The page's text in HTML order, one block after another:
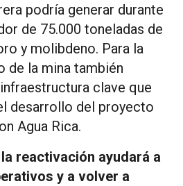
podría generar durante
de 75.000 toneladas de
y molibdeno. Para la
de la mina también
clave que
desarrollo del proyecto
Agua Rica.
la reactivación ayudará a
y a volver a